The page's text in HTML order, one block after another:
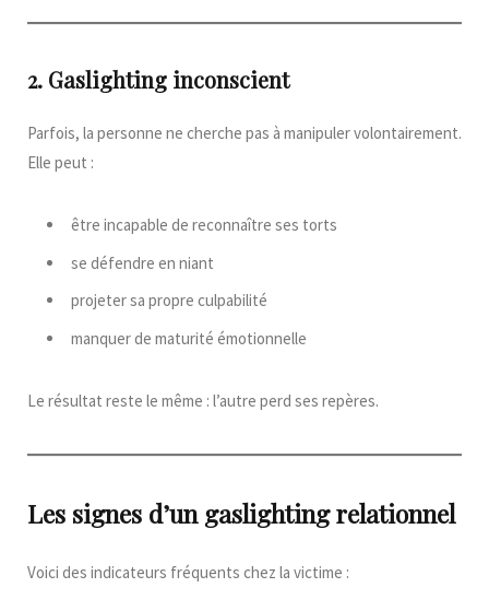
2. Gaslighting inconscient
Parfois, la personne ne cherche pas à manipuler volontairement.
Elle peut :
être incapable de reconnaître ses torts
se défendre en niant
projeter sa propre culpabilité
manquer de maturité émotionnelle
Le résultat reste le même : l’autre perd ses repères.
Les signes d’un gaslighting relationnel
Voici des indicateurs fréquents chez la victime :